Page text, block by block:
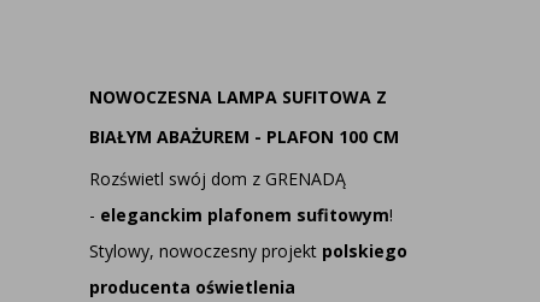
NOWOCZESNA LAMPA SUFITOWA Z
BIAŁYM ABAŻUREM - PLAFON 100 CM
Rozświetl swój dom z GRENADĄ
- eleganckim plafonem sufitowym!
Stylowy, nowoczesny projekt polskiego
producenta oświetlenia